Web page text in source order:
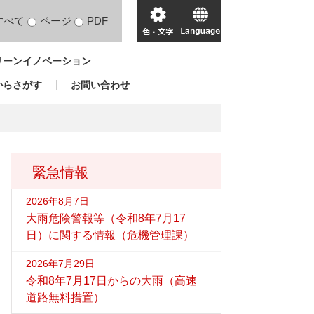
べて ページ PDF
色・
文
language
ンイノベーション
らさがす お問い合わせ
緊急情報
2026年8月7日
大雨危険警報等（令和8年7月17
日）に関する情報（危機管理課）
2026年7月29日
令和8年7月17日からの大雨（高速
道路無料措置）